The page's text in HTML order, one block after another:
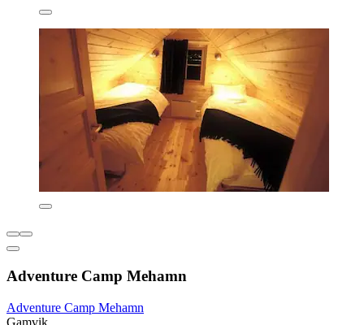
Adventure Camp Mehamn
Adventure Camp Mehamn
Gamvik